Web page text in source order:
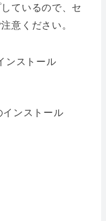
ているので、セ
意ください。
ンストール
ンストール